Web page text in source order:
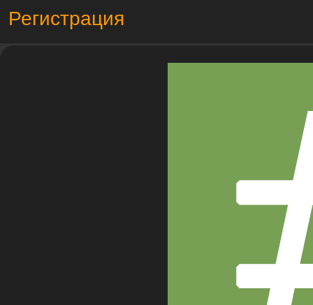
Регистрация